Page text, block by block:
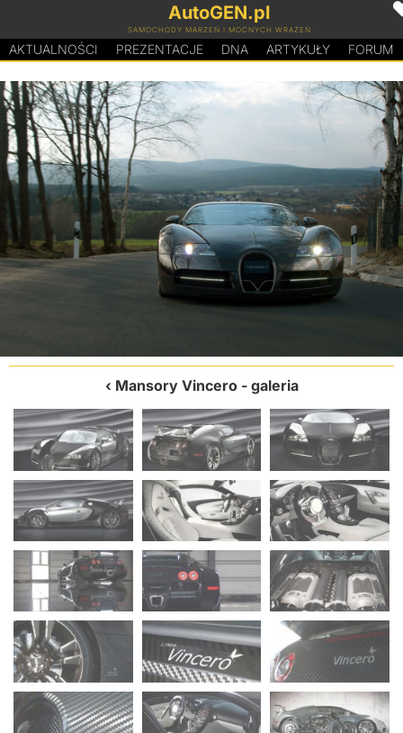
AutoGEN.pl
SAMOCHODY MARZEŃ I MOCNYCH WRAŻEŃ
AKTUALNOŚCI PREZENTACJE DNA ARTYKUŁY FORUM
Mansory Vincero- galeria